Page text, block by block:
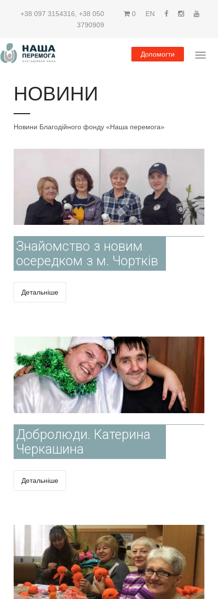
+38 097 3154316 +38 050
3790909
0 EN
Допомогти
НОВИНИ
Новини Благодійного фонду «Наша перемога»
Знайомство з новим
осередком з м. Чортків
Детальніше
Добролюди. Катерина
Черкашина
Детальніше